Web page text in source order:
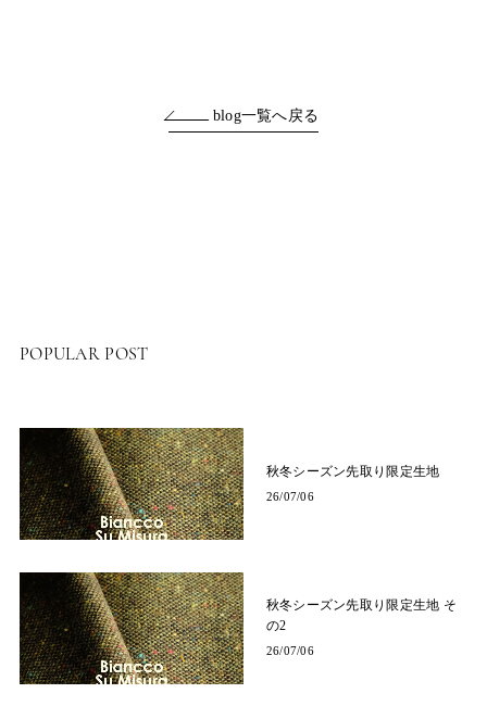
blog一覧へ戻る
POPULAR POST
秋冬シーズン先取り限定生地
26/07/06
秋冬シーズン先取り限定生地 そ
の2
26/07/06